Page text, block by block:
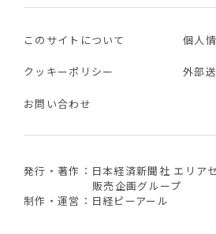
このサイトについて 個人
クッキーポリシー 外部
お問い合わせ
発行・著作：日本経済新聞社 エリア
販売企画グループ
制作・運営：日経ピーアール